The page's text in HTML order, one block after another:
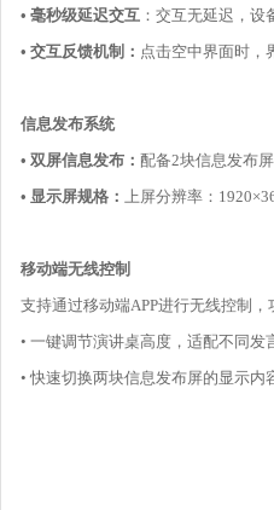
• 毫秒级延迟交互 ：交互无延迟，设
• 交互反馈机制： 点击空中界面时，
信息发布系统
• 双屏信息发布： 配备2块信息发布
• 显示屏规格： 上屏分辨率：
移动端无线控制
支持通过移动端APP进行无线控制，
• 一键调节演讲桌高度，适配不同发
• 快速切换两块信息发布屏的显示内